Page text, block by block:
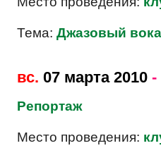
Тема:Джазовый
вс. 07 марта 2010 -
Репортаж
Место проведения: